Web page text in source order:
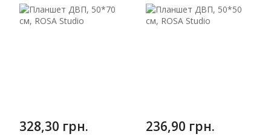
328,30 грн. 236,90 грн.